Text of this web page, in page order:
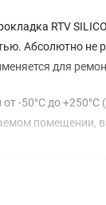
RTV
Абсолютно не
для
-50°С до
помещении,